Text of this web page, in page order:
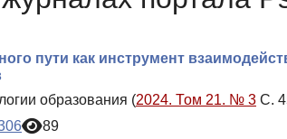
пути как инструмент
образования (2024. Том 21. № 3 С.
89